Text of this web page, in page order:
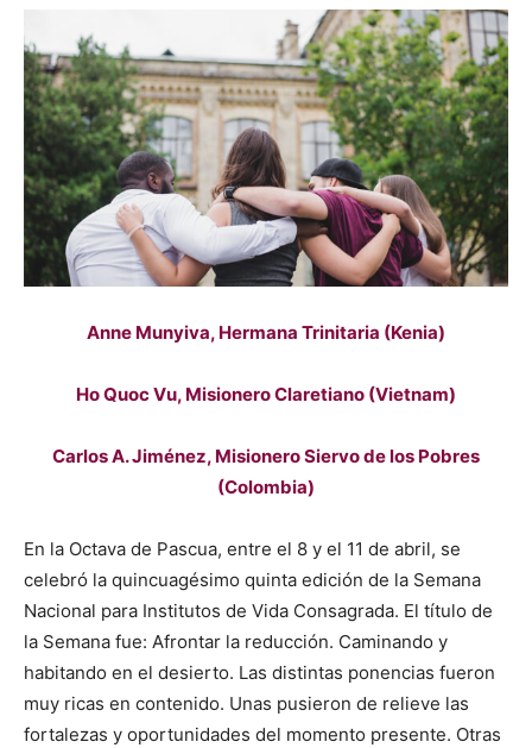
Anne Munyiva, Hermana Trinitaria (Kenia)
Ho Quoc Vu, Misionero Claretiano (Vietnam)
Carlos A. Jiménez, Misionero Siervo de los Pobres
(Colombia)
En la Octava de Pascua, entre el 8 y el 11 de abril, se
celebró la quincuagésimo quinta edición de la Semana
Nacional para Institutos de Vida Consagrada. El título de
la Semana fue: Afrontar la reducción. Caminando y
habitando en el desierto. Las distintas ponencias fueron
muy ricas en contenido. Unas pusieron de relieve las
fortalezas y oportunidades del momento presente. Otras